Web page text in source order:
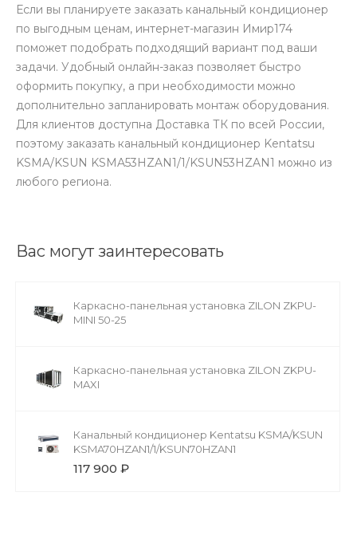
Если вы планируете заказать канальный кондиционер
по выгодным ценам, интернет-магазин Имир174
поможет подобрать подходящий вариант под ваши
задачи. Удобный онлайн-заказ позволяет быстро
оформить покупку, а при необходимости можно
дополнительно запланировать монтаж оборудования.
Для клиентов доступна Доставка ТК по всей России,
поэтому заказать канальный кондиционер Kentatsu
KSMA/KSUN KSMA53HZAN1/1/KSUN53HZAN1 можно из
любого региона.
Вас могут заинтересовать
Каркасно-панельная установка ZILON ZKPU-
MINI 50-25
Каркасно-панельная установка ZILON ZKPU-
MAXI
Канальный кондиционер Kentatsu KSMA/KSUN
KSMA70HZAN1/1/KSUN70HZAN1
117 900 ₽